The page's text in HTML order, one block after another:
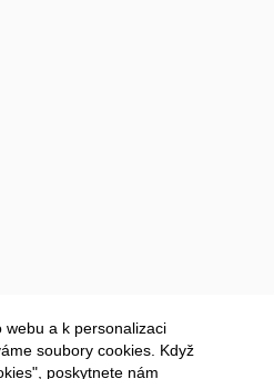
webu a k personalizaci
soubory cookies. Když
poskytnete nám